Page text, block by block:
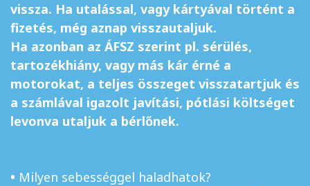
vissza. Ha utalással, vagy kártyával történt a
fizetés, még aznap visszautaljuk.
Ha azonban az ÁFSZ szerint pl. sérülés,
tartozékhiány, vagy más kár érné a
motorokat, a teljes összeget visszatartjuk és
a számlával igazolt javítási, pótlási költséget
levonva utaljuk a bérlőnek.
• Milyen sebességgel haladhatok?